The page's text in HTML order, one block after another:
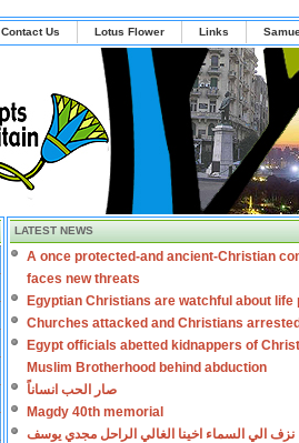
Contact Us Lotus Flower Links
LATEST NEWS
A once protected-and ancient-Christian
faces new threats
Egyptian Christians are watchful about life
Churches attacked and Christians
Egypt officials abetted kidnappers of
Muslim Brotherhood behind abduction
صار الحب انساناً
Magdy 40th memorial
نزف الي السماء اخينا الغالي الراحل مجدي يوسف